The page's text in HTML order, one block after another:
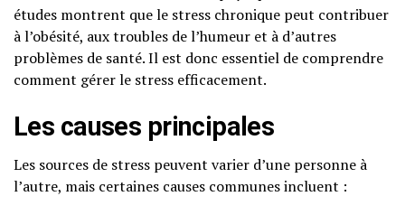
études montrent que le stress chronique peut contribuer
à l’obésité, aux troubles de l’humeur et à d’autres
problèmes de santé. Il est donc essentiel de comprendre
comment gérer le stress efficacement.
Les causes principales
Les sources de stress peuvent varier d’une personne à
l’autre, mais certaines causes communes incluent :